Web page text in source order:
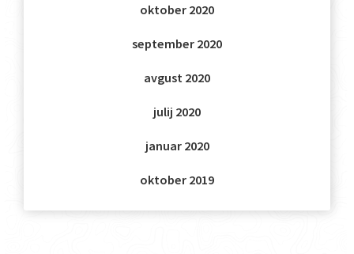
oktober 2020
september 2020
avgust 2020
julij 2020
januar 2020
oktober 2019